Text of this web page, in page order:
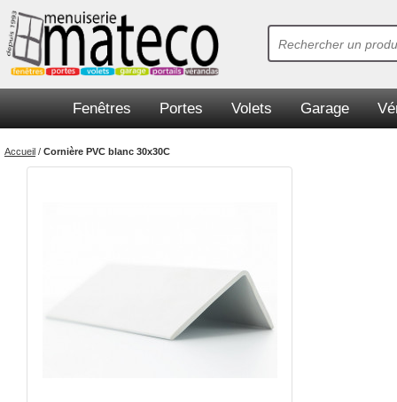
Fenêtres Portes Volets Garage
Accueil / Cornière PVC blanc 30x30C